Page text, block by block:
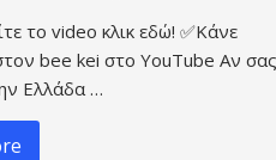
το video κλικ εδώ! ✅Κάνε
bee kei στο YouTube Αν σας
Ελλάδα …